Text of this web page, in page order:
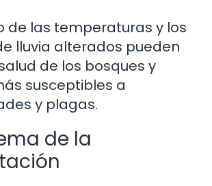
de las temperaturas y los
lluvia alterados pueden
de los bosques y
susceptibles a
y plagas.
de la